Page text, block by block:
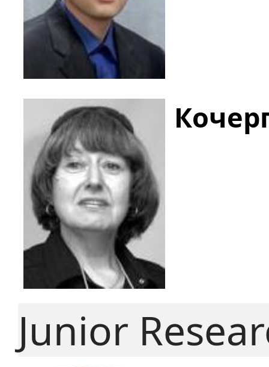
Junior